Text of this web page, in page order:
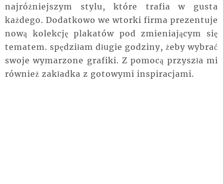
najróżniejszym stylu, które trafia w gusta
każdego. Dodatkowo we wtorki firma prezentuje
nową kolekcję plakatów pod zmieniającym się
tematem. spędziłam długie godziny, żeby wybrać
swoje wymarzone grafiki. Z pomocą przyszła mi
również zakładka z gotowymi inspiracjami.